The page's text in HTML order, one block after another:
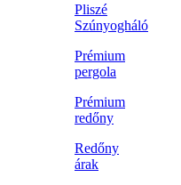
Pliszé
Szúnyogháló
Prémium
pergola
Prémium
redőny
Redőny
árak